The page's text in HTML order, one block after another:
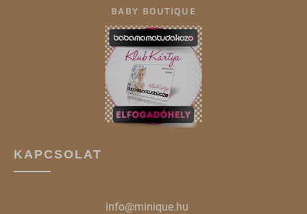
BABY BOUTIQUE
KAPCSOLAT
info@minique.hu